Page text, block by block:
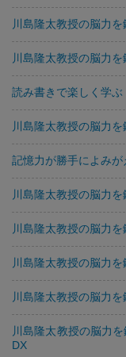
川島隆太教授の脳力
川島隆太教授の脳力
読み書きで楽しく学ぶ
川島隆太教授の脳力
記憶力が勝手によみ
川島隆太教授の脳力
川島隆太教授の脳力
川島隆太教授の脳力
川島隆太教授の脳力
川島隆太教授の脳力
DX